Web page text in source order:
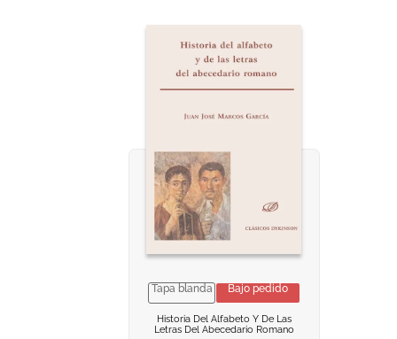
VER INFORMACION
AGREGAR AL CARRITO
VER INFORMACION
AGREGAR AL CARRITO
Tapa blanda Bajo pedido
Historia Del Alfabeto Y De Las
Letras Del Abecedario Romano